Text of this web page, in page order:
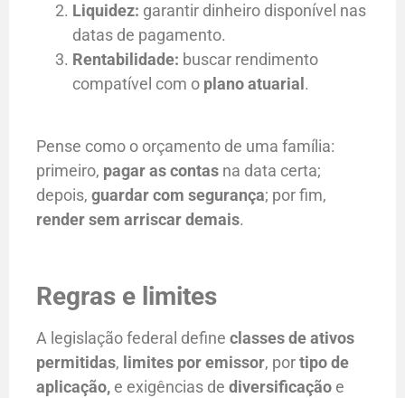
Liquidez: garantir dinheiro disponível nas
datas de pagamento.
Rentabilidade: buscar rendimento
compatível com o plano atuarial .
Pense como o orçamento de uma família:
primeiro, pagar as contas na data certa;
depois, guardar com segurança; por fim,
render sem arriscar demais.
Regras e limites
A legislação federal define classes de ativos
permitidas, limites por emissor, portipo de
aplicação, e exigências de diversificação e